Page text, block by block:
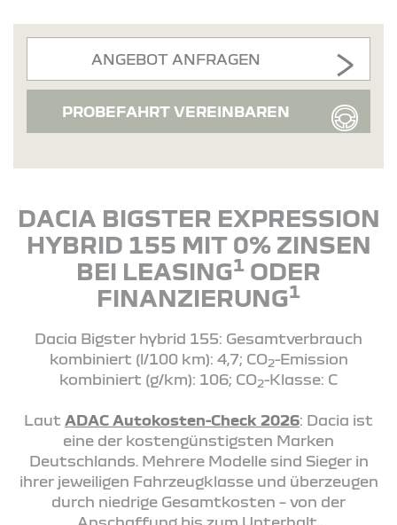
ANGEBOT ANFRAGEN
PROBEFAHRT VEREINBAREN
DACIA BIGSTER EXPRESSION
HYBRID 155 MIT 0% ZINSEN
BEI LEASING1 ODER
FINANZIERUNG1
Dacia Bigster hybrid 155: Gesamtverbrauch
kombiniert (l/100 km): 4,7; CO2-Emission
kombiniert (g/km): 106; CO2-Klasse: C
Laut ADAC Autokosten-Check 2026: Dacia ist
eine der kostengünstigsten Marken
Deutschlands. Mehrere Modelle sind Sieger in
ihrer jeweiligen Fahrzeugklasse und überzeugen
durch niedrige Gesamtkosten – von der